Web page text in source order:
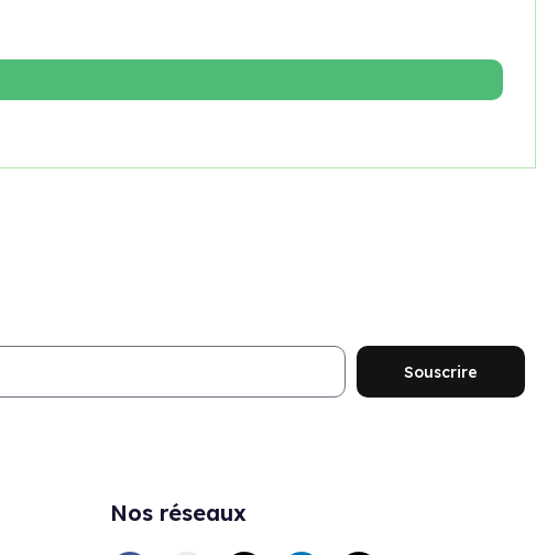
Souscrire
Nos réseaux